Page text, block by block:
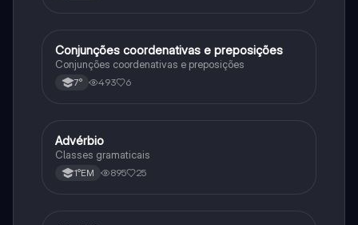
Português
Conjunções coordenativas e preposições
Conjunções coordenativas e preposições
7° 493 6
Português
Advérbio
Classes gramaticais
1°EM 895 25